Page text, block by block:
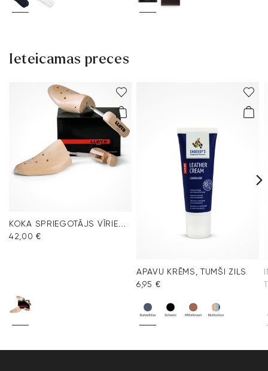
Ieteicamas preces
42,00 €
APAVU KRĒMS, TUMŠI ZILS
6,95 €